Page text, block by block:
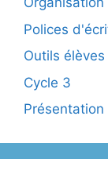
Polices
Outils élèves
Cycle 3
Présentation